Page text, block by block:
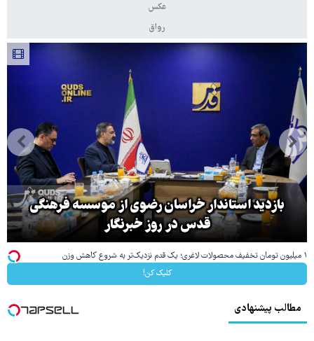
عکس
رواق
بازدید استاندار خراسان رضوی از موسسه فرهنگی
قدس در روز خبرنگار
۱ میلیون تومان تخفیف محصولات لاغری؛ یک قدم نزدیک‌تر به شروع کاهش وزن
کلیک کن!
مطالب پیشنهادی